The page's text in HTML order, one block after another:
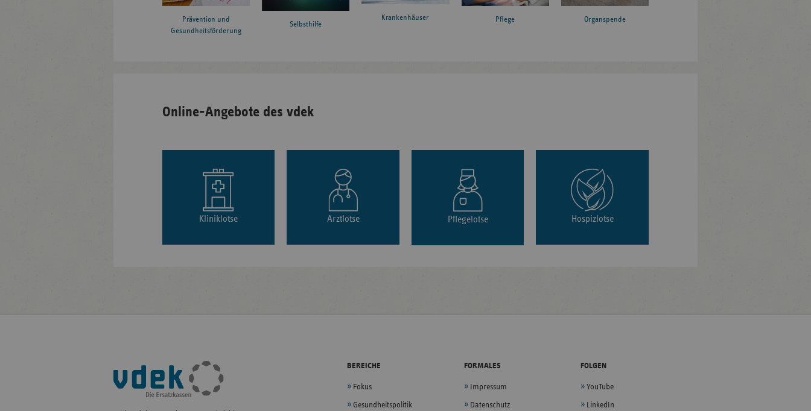
Prävention und
Gesundheitsförderung
Selbsthilfe
Krankenhäuser Pflege Organspende
Online-Angebote des vdek
Kliniklotse Arztlotse Pflegelotse Hospizlotse
Fußleisten-
Navigation
BEREICHE
Fokus
Gesundheitspolitik
FORMALES
Impressum
Datenschutz
FOLGEN
YouTube
LinkedIn